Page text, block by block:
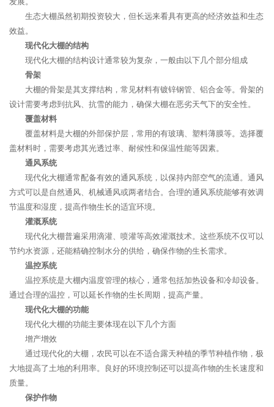
生态大棚虽然初期投资较大，但长远来看具有更高的经济效益和生态
效益。
现代化大棚的结构
现代化大棚的结构设计通常较为复杂，一般由以下几个部分组成
骨架
大棚的骨架是其支撑结构，常见材料有镀锌钢管、铝合金等。骨架的
设计需要考虑到抗风、抗雪的能力，确保大棚在恶劣天气下的安全性。
覆盖材料
覆盖材料是大棚的外部保护层，常用的有玻璃、塑料薄膜等。选择覆
盖材料时，需要考虑其光透过率、耐候性和保温性能等因素。
通风系统
现代化大棚通常配备有效的通风系统，以保持内部空气的流通。通风
方式可以是自然通风、机械通风或两者结合。合理的通风系统能够有效调
节温度和湿度，提高作物生长的适宜环境。
灌溉系统
现代化大棚普遍采用滴灌、喷灌等高效灌溉技术。这些系统不仅可以
节约水资源，还能精确控制水分的供给，确保作物的生长需求。
温控系统
温控系统是大棚内温度管理的核心，通常包括加热设备和冷却设备。
通过合理的温控，可以延长作物的生长周期，提高产量。
现代化大棚的功能
现代化大棚的功能主要体现在以下几个方面
增产增效
通过现代化的大棚，农民可以在不适合露天种植的季节种植作物，极
大地提高了土地的利用率。良好的环境控制还可以提高作物的生长速度和
质量。
保护作物